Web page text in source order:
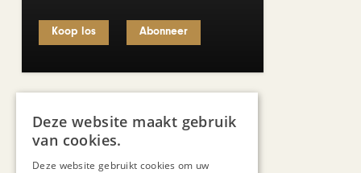
Koop los Abonneer
Recent nieuws
Deze website maakt gebruik
van cookies.
Deze website gebruikt cookies om uw